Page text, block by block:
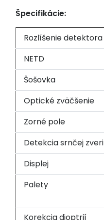
Špecifikácie:
Rozlíšenie detektora
NETD
Šošovka
Optické zväčšenie
Zorné pole
Detekcia srnčej zveri
Displej
Palety
Korekcia dioptrií